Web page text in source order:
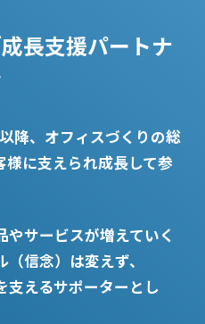
長支援パートナ
降、オフィスづくりの総
様に支えられ成長して参
サービスが増えていく
信念）は変えず、
支えるサポーターとし